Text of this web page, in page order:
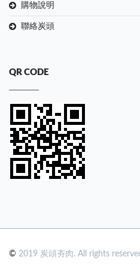
購物說明
聯絡炭頭
QR CODE
© 2019 炭頭夯肉. All rights